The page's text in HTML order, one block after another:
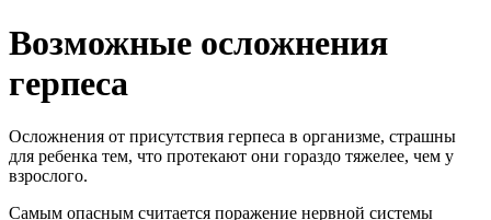
Возможные осложнения
герпеса
Осложнения от присутствия герпеса в организме, страшны
для ребенка тем, что протекают они гораздо тяжелее, чем у
взрослого.
Самым опасным считается поражение нервной системы